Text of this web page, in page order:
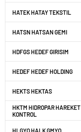
HATEK HATAY TEKSTIL
HATSN HATSAN GEMI
HDFGS HEDEF GIRISIM
HEDEF HEDEF HOLDING
HEKTS HEKTAS
HKTM HIDROPAR HAREKET
KONTROL
HLGYO HALK GMYO